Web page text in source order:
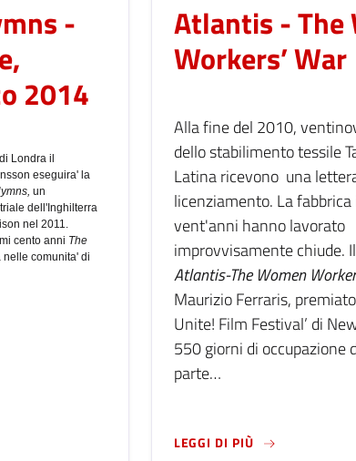
-
2014
Londra il
eseguira' la
un
dell'Inghilterra
nel 2011.
cento anni The
nelle comunita' di
MINERS' HYMNS - BARBICAN CENTRE, LONDRA, 9
Atlantis - The
Workers’ War
Alla fine del 2010,
dello stabilimento tessile
Latina ricevono una
licenziamento. La fabbrica
vent'anni hanno lavorato
improvvisamente chiude.
Atlantis-The Women
Maurizio Ferraris,
Unite! Film Festival’ di
550 giorni di occupazione
parte…
LEGGI DI PIÙLEGGI DI PIÙ